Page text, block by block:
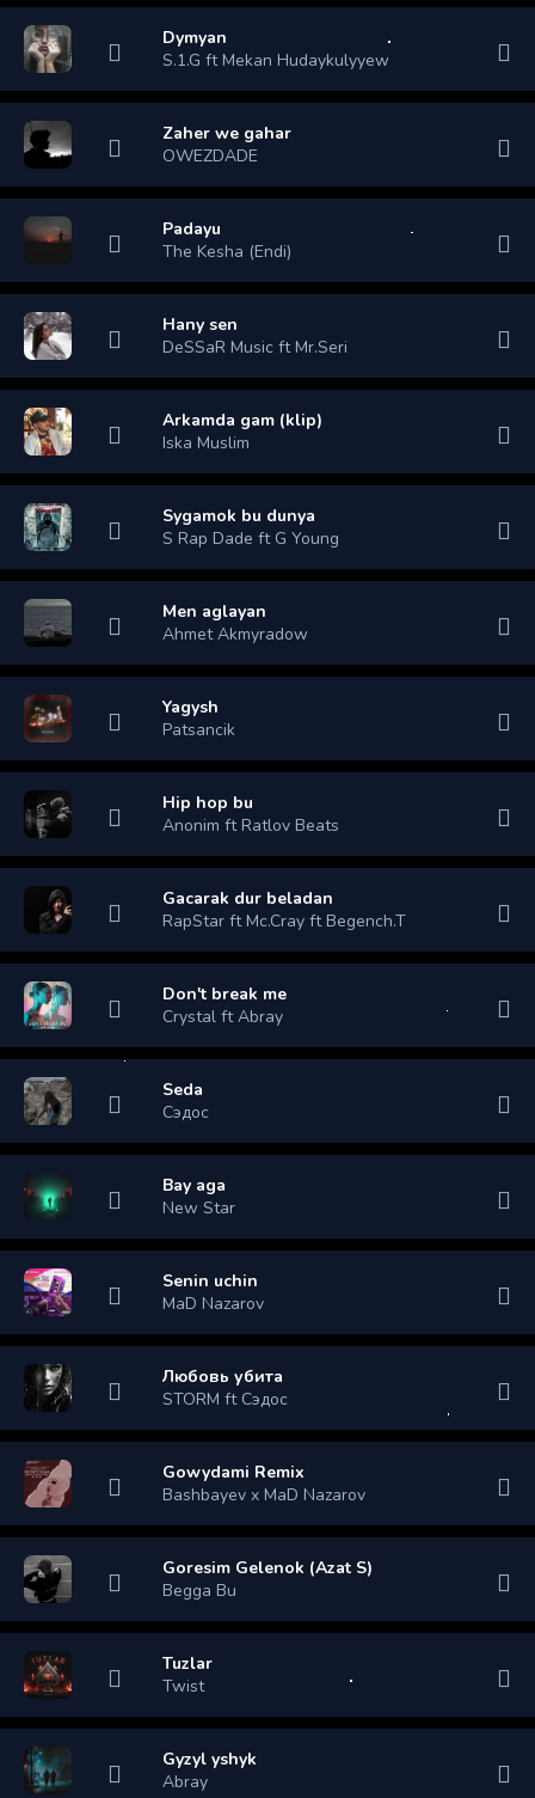
Dymyan
S.1.G ft Mekan Hudaykulyyew
Zaher we gahar
OWEZDADE
Padayu
The Kesha (Endi)
Hany sen
DeSSaR Music ft Mr.Seri
Arkamda gam (klip)
Iska Muslim
Sygamok bu dunya
S Rap Dade ft G Young
Men aglayan
Ahmet Akmyradow
Yagysh
Patsancik
Hip hop bu
Anonim ft Ratlov Beats
Gacarak dur beladan
RapStar ft Mc.Cray ft Begench.T
Don't break me
Crystal ft Abray
Seda
Сэдос
Bay aga
New Star
Senin uchin
MaD Nazarov
Любовь убита
STORM ft Сэдос
Gowydami Remix
Bashbayev x MaD Nazarov
Goresim Gelenok (Azat S)
Begga Bu
Tuzlar
Twist
Gyzyl yshyk
Abray